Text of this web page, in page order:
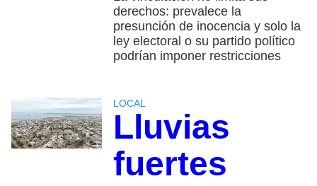
derechos: prevalece la
presunción de inocencia y solo la
ley electoral o su partido político
podrían imponer restricciones
LOCAL
Lluvias
fuertes